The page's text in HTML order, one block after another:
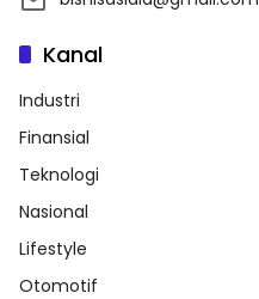
Kanal
Industri
Finansial
Teknologi
Nasional
Lifestyle
Otomotif